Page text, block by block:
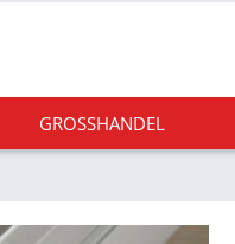
GROSSHANDEL